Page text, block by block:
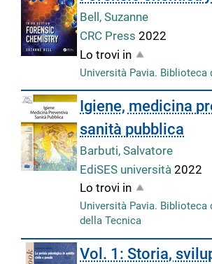
Bell, Suzanne
CRC Press2022
Lo trovi in
Università Pavia. Biblioteca
Igiene, medicina
sanità pubblica
Barbuti, Salvatore
EdiSES università2022
Lo trovi in
Università Pavia. Biblioteca
della Tecnica
Vol. 1: Storia,